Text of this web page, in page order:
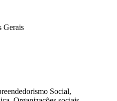
Gerais
Social,